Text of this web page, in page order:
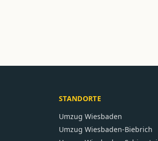
STANDORTE
Umzug Wiesbaden
Umzug Wiesbaden-Biebrich